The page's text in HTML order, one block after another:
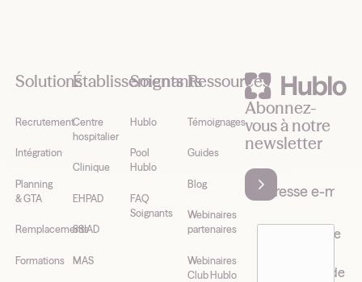
Solutions
Recrutement
Intégration
Planning
& GTA
Remplacements
Formations
Établissements
Centre
hospitalier
Clinique
EHPAD
SSIAD
MAS
Soignants
Hublo
Pool
Hublo
FAQ
Soignants
Ressources
Témoignages
Guides
Blog
Webinaires
partenaires
Webinaires
Club Hublo
Abonnez-
vous à notre
newsletter
J’accepte de
newsletter de